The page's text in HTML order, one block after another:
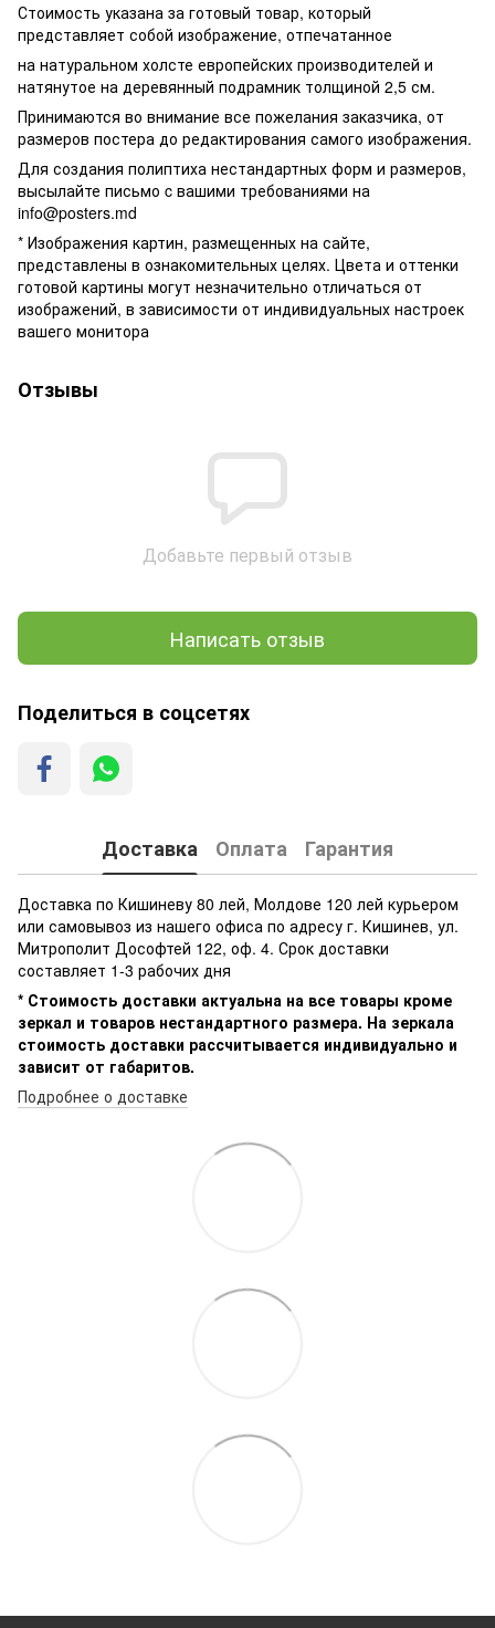
Стоимость указана за готовый товар, который
представляет собой изображение, отпечатанное
на натуральном холсте европейских производителей и
натянутое на деревянный подрамник толщиной 2,5 см.
Принимаются во внимание все пожелания заказчика, от
размеров постера до редактирования самого изображения.
Для создания полиптиха нестандартных форм и размеров,
высылайте письмо c вашими требованиями на
info@posters.md
* Изображения картин, размещенных на сайте,
представлены в ознакомительных целях. Цвета и оттенки
готовой картины могут незначительно отличаться от
изображений, в зависимости от индивидуальных настроек
вашего монитора
Отзывы
Добавьте первый отзыв
Написать отзыв
Поделиться в соцсетях
Доставка Оплата Гарантия
Доставка по Кишиневу 80 лей, Молдове 120 лей курьером
или самовывоз из нашего офиса по адресу г. Кишинев, ул.
Митрополит Дософтей 122, оф. 4. Срок доставки
составляет 1-3 рабочих дня
* Стоимость доставки актуальна на все товары кроме
зеркал и товаров нестандартного размера. На зеркала
стоимость доставки рассчитывается индивидуально и
зависит от габаритов.
Подробнее о доставке